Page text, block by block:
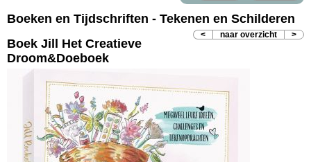
Boeken en Tijdschriften - Tekenen en Schilderen
< naar overzicht >
Boek Jill Het Creatieve
Droom&Doeboek